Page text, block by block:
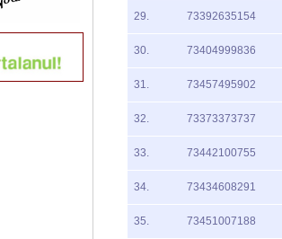
29. 73392635154
30. 73404999836
31. 73457495902
32. 73373373737
33. 73442100755
34. 73434608291
35. 73451007188